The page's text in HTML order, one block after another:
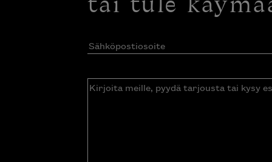
tai tule
Sähköpostiosoite(Pakollinen)
Kirjoita